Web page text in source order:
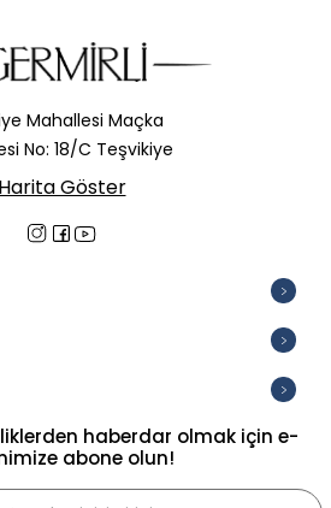
Mahallesi Maçka
No: 18/C Teşvikiye
Harita Göster
haberdar olmak için e-
abone olun!